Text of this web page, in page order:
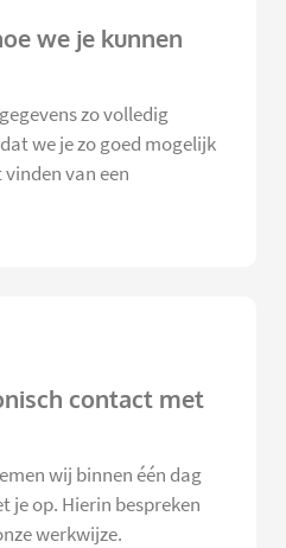
we je kunnen
zo volledig
we je zo goed mogelijk
van een
contact met
wij binnen één dag
je op. Hierin bespreken
werkwijze.